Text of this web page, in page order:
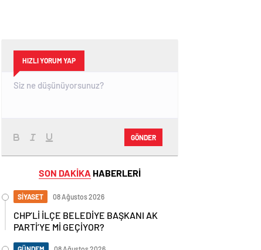
HIZLI YORUM YAP
GÖNDER
SON DAKİKA HABERLERİ
SİYASET 08 Ağustos 2026
CHP’Lİ İLÇE BELEDİYE BAŞKANI AK
PARTİ’YE Mİ GEÇİYOR?